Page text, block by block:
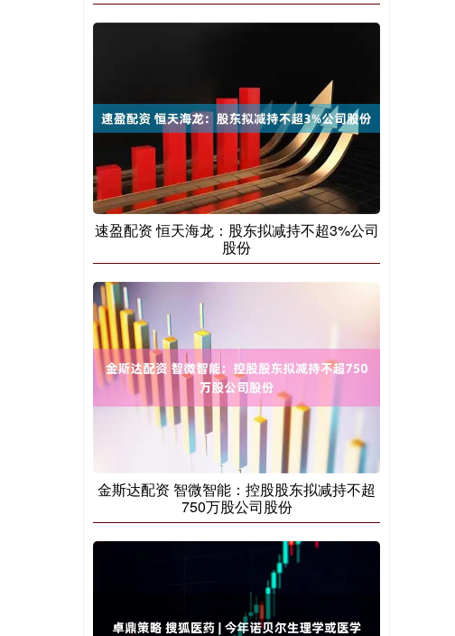
速盈配资 恒天海龙：股东拟减持不超3%公司
股份
金斯达配资 智微智能：控股股东拟减持不超
750万股公司股份